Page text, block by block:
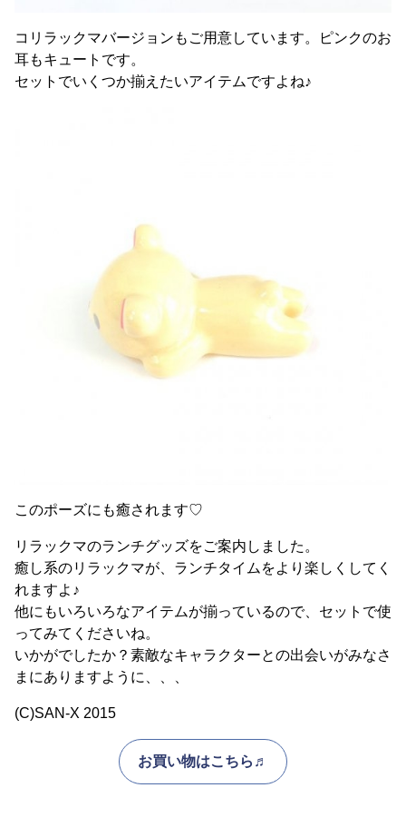
コリラックマバージョンもご用意しています。ピンクのお
耳もキュートです。
セットでいくつか揃えたいアイテムですよね♪
このポーズにも癒されます♡
リラックマのランチグッズをご案内しました。
癒し系のリラックマが、ランチタイムをより楽しくしてく
れますよ♪
他にもいろいろなアイテムが揃っているので、セットで使
ってみてくださいね。
いかがでしたか？素敵なキャラクターとの出会いがみなさ
まにありますように、、、
(C)SAN-X 2015
お買い物はこちら♬